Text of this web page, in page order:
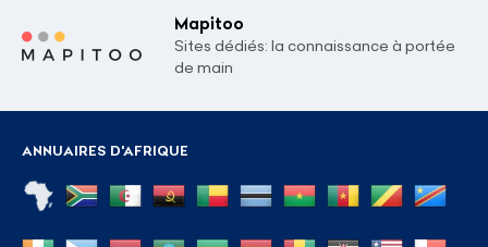
Mapitoo
Sites dédiés: la connaissance à portée
de main
ANNUAIRES D'AFRIQUE